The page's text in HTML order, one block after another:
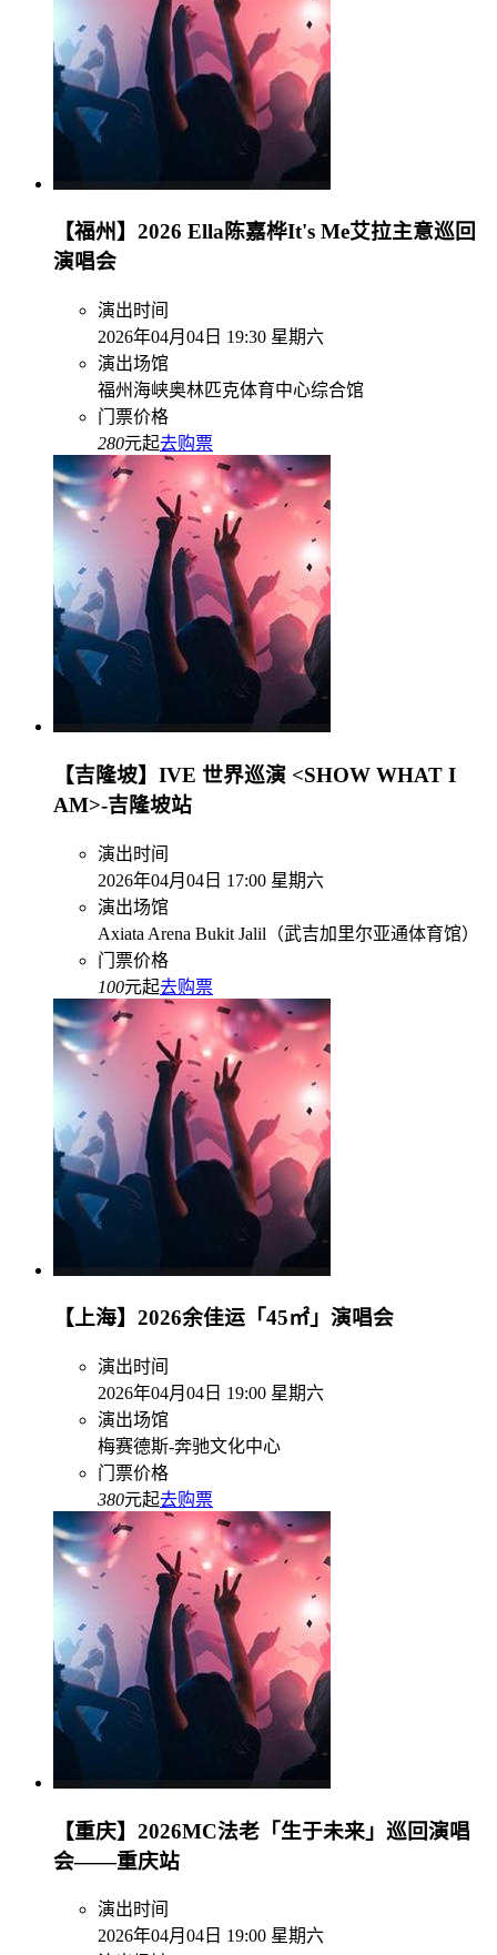
【福州】2026 Ella陈嘉桦It's Me艾拉主意巡回
演唱会
演出时间
2026年04月04日 19:30 星期六
演出场馆
福州海峡奥林匹克体育中心综合馆
门票价格
280元起去购票
【吉隆坡】IVE 世界巡演 <SHOW WHAT I
AM>-吉隆坡站
演出时间
2026年04月04日 17:00 星期六
演出场馆
Axiata Arena Bukit Jalil（武吉加里尔亚通体育馆）
门票价格
100元起去购票
【上海】2026余佳运「45㎡」演唱会
演出时间
2026年04月04日 19:00 星期六
演出场馆
梅赛德斯-奔驰文化中心
门票价格
380元起去购票
【重庆】2026MC法老「生于未来」巡回演唱
会——重庆站
演出时间
2026年04月04日 19:00 星期六